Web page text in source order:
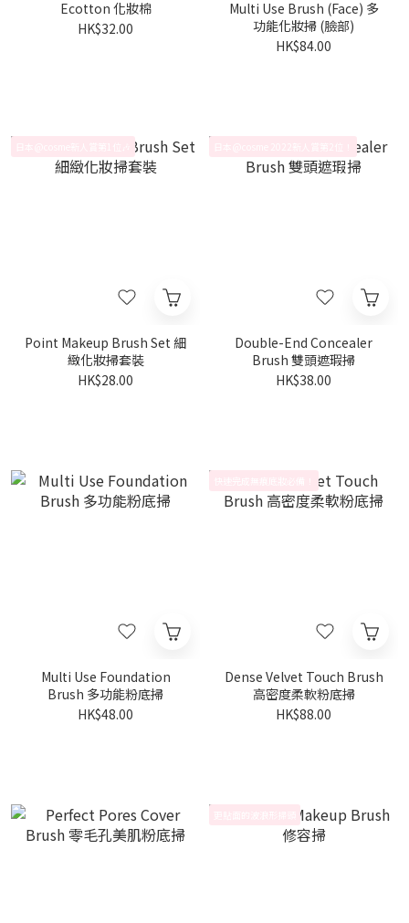
Ecotton 化妝棉
HK$32.00
Multi Use Brush (Face) 多
功能化妝掃 (臉部)
HK$84.00
Point Makeup Brush Set 細
緻化妝掃套裝
HK$28.00
Double-End Concealer
Brush 雙頭遮瑕掃
HK$38.00
Multi Use Foundation
Brush 多功能粉底掃
HK$48.00
Dense Velvet Touch Brush
高密度柔軟粉底掃
HK$88.00